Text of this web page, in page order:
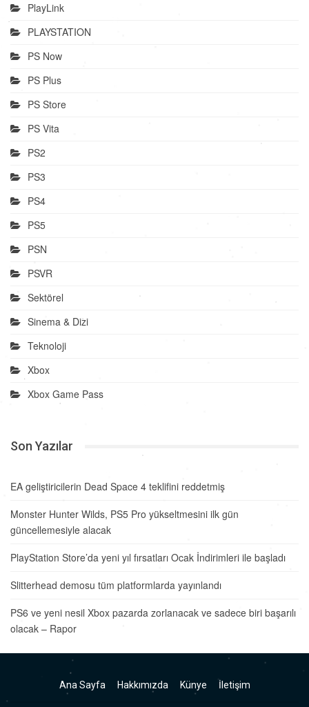
PlayLink
PLAYSTATION
PS Now
PS Plus
PS Store
PS Vita
PS2
PS3
PS4
PS5
PSN
PSVR
Sektörel
Sinema & Dizi
Teknoloji
Xbox
Xbox Game Pass
Son Yazılar
EA geliştiricilerin Dead Space 4 teklifini reddetmiş
Monster Hunter Wilds, PS5 Pro yükseltmesini ilk gün
güncellemesiyle alacak
PlayStation Store’da yeni yıl fırsatları Ocak İndirimleri ile başladı
Slitterhead demosu tüm platformlarda yayınlandı
PS6 ve yeni nesil Xbox pazarda zorlanacak ve sadece biri başarılı
olacak – Rapor
Ana Sayfa Hakkımızda Künye İletişim